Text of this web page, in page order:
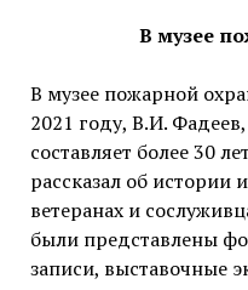
В музее
В музее пожарной
2021 году, В.И.
составляет более 30
рассказал об истории
ветеранах и
были представлены
записи, выставочные